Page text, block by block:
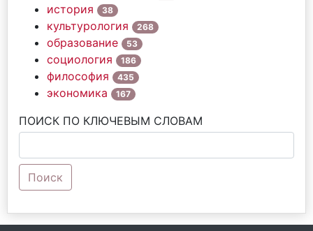
история 38
культурология 268
образование 53
социология 186
философия 435
экономика 167
ПОИСК ПО КЛЮЧЕВЫМ СЛОВАМ
Поиск